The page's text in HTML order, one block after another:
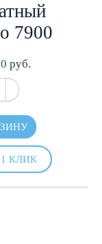
7900
руб.
КЛИК